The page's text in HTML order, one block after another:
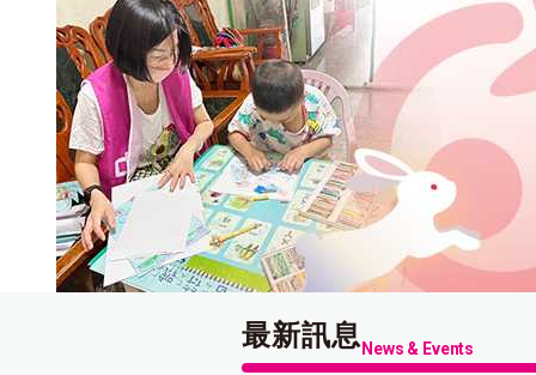
最新訊息 News & Events